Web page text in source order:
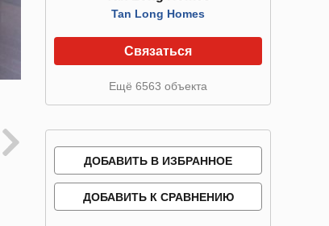
Tan Long Homes
Связаться
Ещё 6563 объекта
ДОБАВИТЬ В ИЗБРАННОЕ
ДОБАВИТЬ К СРАВНЕНИЮ